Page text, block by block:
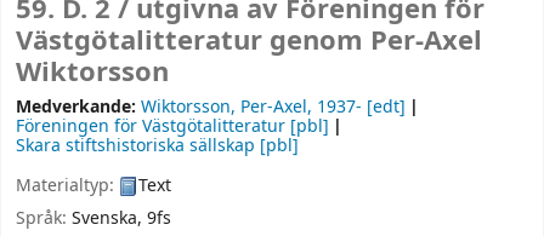
59. D. 2 / utgivna av Föreningen för
Västgötalitteratur genom Per-Axel
Wiktorsson
Medverkande: Wiktorsson, Per-Axel, 1937- [edt]
Föreningen för Västgötalitteratur [pbl]
Skara stiftshistoriska sällskap [pbl]
Materialtyp:
Text
Språk: Svenska, 9fs